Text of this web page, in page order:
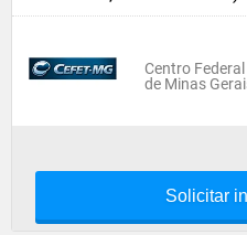
Centro
de Minas
Solicitar